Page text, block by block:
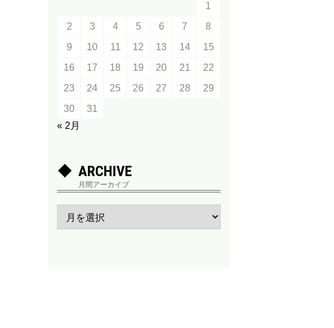
1
2
3 4 5 6 7
8
9
10 11 12 13 14
15
16
17 18 19 20 21
22
23
24 25 26 27 28
29
30
31
« 2月
ARCHIVE
月間アーカイブ